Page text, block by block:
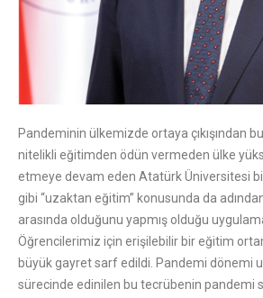
Pandeminin ülkemizde ortaya çıkışından
nitelikli eğitimden ödün vermeden ülke
etmeye devam eden Atatürk Üniversitesi
gibi “uzaktan eğitim” konusunda da
arasında olduğunu yapmış olduğu
Öğrencilerimiz için erişilebilir bir eğitim
büyük gayret sarf edildi. Pandemi dönemi
sürecinde edinilen bu tecrübenin pandemi